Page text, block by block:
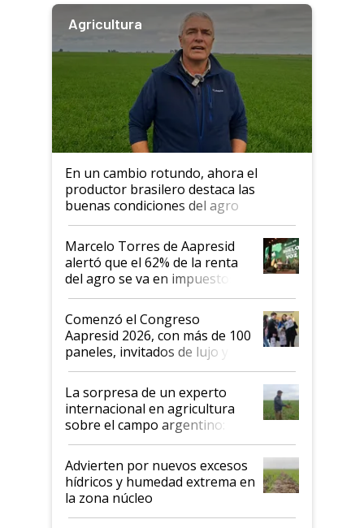
Agricultura
En un cambio rotundo, ahora el
productor brasilero destaca las
buenas condiciones del agro
argentino para invertir: "Los veo
más motivados"
Marcelo Torres de Aapresid
alertó que el 62% de la renta
del agro se va en impuestos:
"No es bueno que en
Argentina se sigan discutiendo
las mismas cosas de hace 50
años"
Comenzó el Congreso
Aapresid 2026, con más de 100
paneles, invitados de lujo y
todas las tendencias
La sorpresa de un experto
internacional en agricultura
sobre el campo argentino:
"Estoy muy impresionado"
Advierten por nuevos excesos
hídricos y humedad extrema en
la zona núcleo